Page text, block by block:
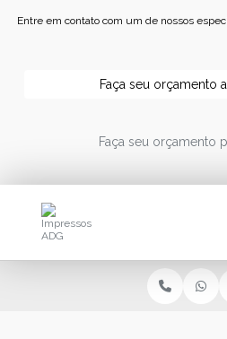
Entre em contato com um de nossos
Faça seu orçamento
Faça seu orçamento